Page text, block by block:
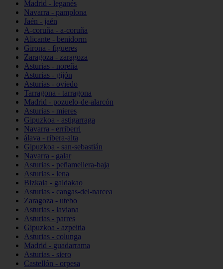
Madrid - leganés
Navarra - pamplona
Jaén - jaén
A-coruña - a-coruña
Alicante - benidorm
Girona - figueres
Zaragoza - zaragoza
Asturias - noreña
Asturias - gijón
Asturias - oviedo
Tarragona - tarragona
Madrid - pozuelo-de-alarcón
Asturias - mieres
Gipuzkoa - astigarraga
Navarra - erriberri
álava - ribera-alta
Gipuzkoa - san-sebastián
Navarra - galar
Asturias - peñamellera-baja
Asturias - lena
Bizkaia - galdakao
Asturias - cangas-del-narcea
Zaragoza - utebo
Asturias - laviana
Asturias - parres
Gipuzkoa - azpeitia
Asturias - colunga
Madrid - guadarrama
Asturias - siero
Castellón - orpesa